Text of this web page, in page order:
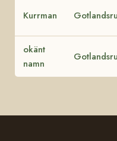
Kurrman
okänt
namn